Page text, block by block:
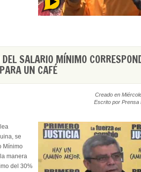
SALARIO MÍNIMO
UN CAFÉ
Creado en
Escrito por Prensa
se
Mínimo
manera
del 30%